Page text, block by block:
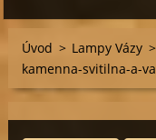
Úvod > Lampy Vázy >
kamenna-svitilna-a-